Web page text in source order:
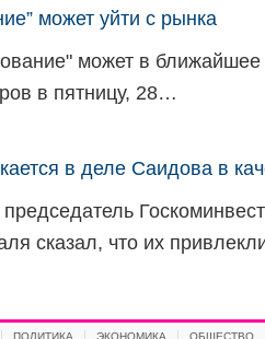
может уйти с рынка
может в
в пятницу, 28…
в деле Саидова в
сказал, что их
ПОЛИТИКА ЭКОНОМИКА ОБЩЕСТВО